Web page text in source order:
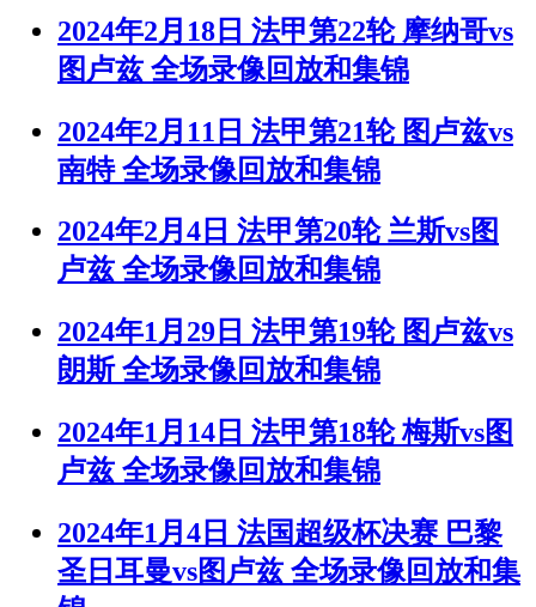
2024年2月18日 法甲第22轮 摩纳哥vs
图卢兹 全场录像回放和集锦
2024年2月11日 法甲第21轮 图卢兹vs
南特 全场录像回放和集锦
2024年2月4日 法甲第20轮 兰斯vs图
卢兹 全场录像回放和集锦
2024年1月29日 法甲第19轮 图卢兹vs
朗斯 全场录像回放和集锦
2024年1月14日 法甲第18轮 梅斯vs图
卢兹 全场录像回放和集锦
2024年1月4日 法国超级杯决赛 巴黎
圣日耳曼vs图卢兹 全场录像回放和集